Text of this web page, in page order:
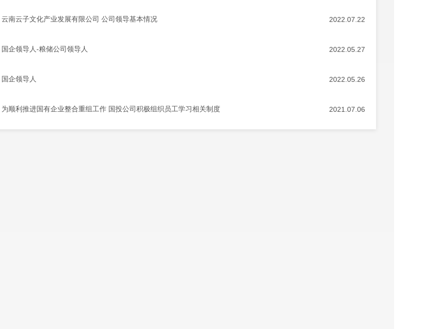
云南云子文化产业发展有限公司 公司领导基本情况 2022.07.22
国企领导人-粮储公司领导人 2022.05.27
国企领导人 2022.05.26
为顺利推进国有企业整合重组工作 国投公司积极组织员工学习相关制度 2021.07.06